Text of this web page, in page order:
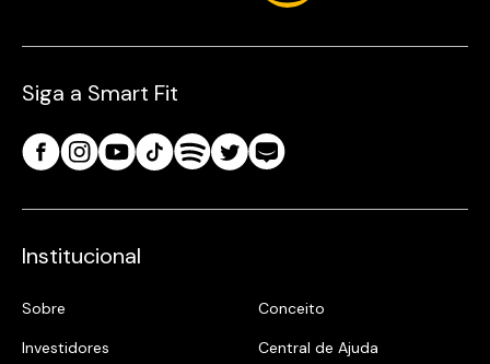
Siga a Smart Fit
Institucional
Sobre
Conceito
Investidores
Central de Ajuda